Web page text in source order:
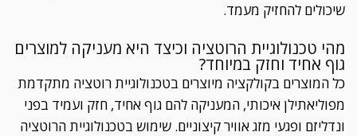
שיכולים להחזיק מעמד.
מהי טכנולוגיית הרוטציה וכיצד היא מעניקה למוצרים
גוף אחיד וחזק במיוחד?
כל המוצרים בקולקציה מיוצרים בטכנולוגיית רוטציה מתקדמת
מפוליאתילן איכותי, המעניקה להם גוף אחיד, חזק ועמיד בפני
ונדליזם ופגעי מזג אוויר קיצוניים. שימוש בטכנולוגיית הרוטציה